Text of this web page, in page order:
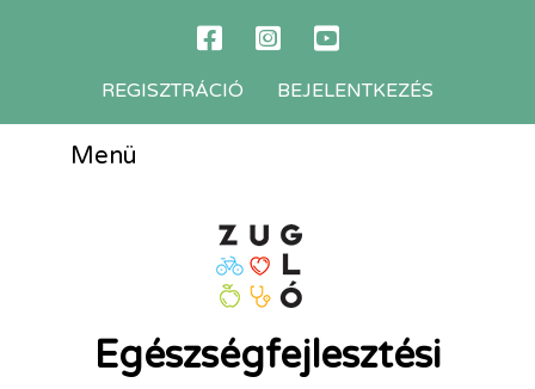
REGISZTRÁCIÓ BEJELENTKEZÉS
Menü
Egészségfejlesztési